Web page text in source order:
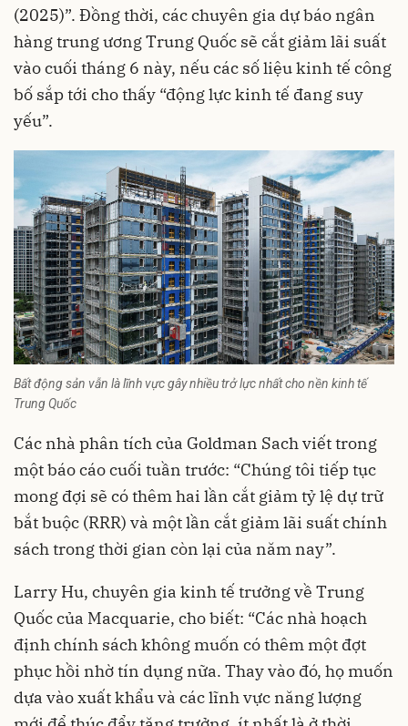
(2025)”. Đồng thời, các chuyên gia dự báo ngân
hàng trung ương Trung Quốc sẽ cắt giảm lãi suất
vào cuối tháng 6 này, nếu các số liệu kinh tế công
bố sắp tới cho thấy “động lực kinh tế đang suy
yếu”.
Bất động sản vẫn là lĩnh vực gây nhiều trở lực nhất cho nền kinh tế
Trung Quốc
Các nhà phân tích của Goldman Sach viết trong
một báo cáo cuối tuần trước: “Chúng tôi tiếp tục
mong đợi sẽ có thêm hai lần cắt giảm tỷ lệ dự trữ
bắt buộc (RRR) và một lần cắt giảm lãi suất chính
sách trong thời gian còn lại của năm nay”.
Larry Hu, chuyên gia kinh tế trưởng về Trung
Quốc của Macquarie, cho biết: “Các nhà hoạch
định chính sách không muốn có thêm một đợt
phục hồi nhờ tín dụng nữa. Thay vào đó, họ muốn
dựa vào xuất khẩu và các lĩnh vực năng lượng